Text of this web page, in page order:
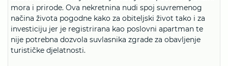
mora i prirode. Ova nekretnina nudi spoj suvremenog
načina života pogodne kako za obiteljski život tako i za
investiciju jer je registrirana kao poslovni apartman te
nije potrebna dozvola suvlasnika zgrade za obavljenje
turističke djelatnosti.